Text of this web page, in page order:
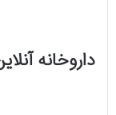
داروخانه